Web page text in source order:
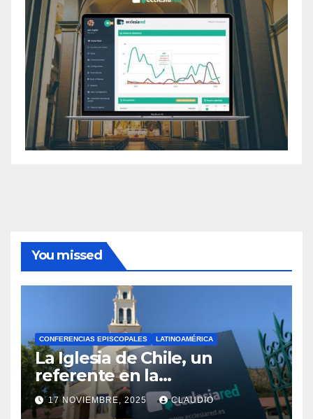
You missed
CONFERENCIAS EPISCOPALES LATINOAMÉRICA
La Iglesia de Chile, un
referente en la
transformación digital
gracias a Ecclesiared
17 NOVIEMBRE, 2025 CLAUDIO